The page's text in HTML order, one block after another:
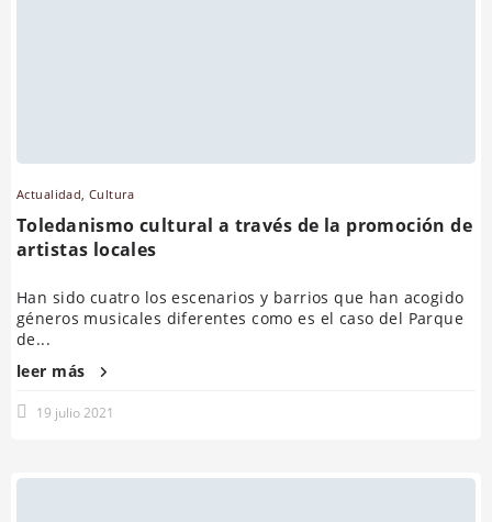
Actualidad,Cultura
Toledanismo cultural a través de la promoción de
artistas locales
Han sido cuatro los escenarios y barrios que han acogido
géneros musicales diferentes como es el caso del Parque
de...
leer más
19 julio 2021